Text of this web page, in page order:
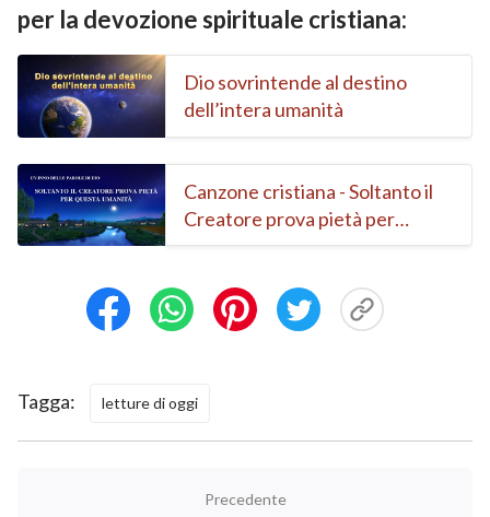
per la devozione spirituale cristiana:
Dio sovrintende al destino
dell’intera umanità
Canzone cristiana - Soltanto il
Creatore prova pietà per
questa umanità
Tagga: letture di oggi
Precedente